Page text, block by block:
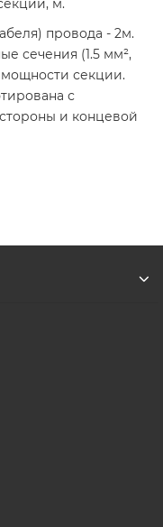
м.
провода - 2м.
сечения (1.5 мм²,
секции.
с
и концевой